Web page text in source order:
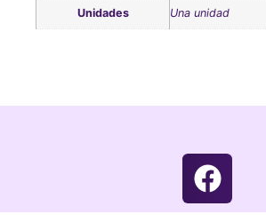
Unidades Una unidad